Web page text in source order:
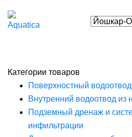
Категории товаров
Поверхностный
Внутренний водоотвод
Подземный дренаж и
инфильтрации